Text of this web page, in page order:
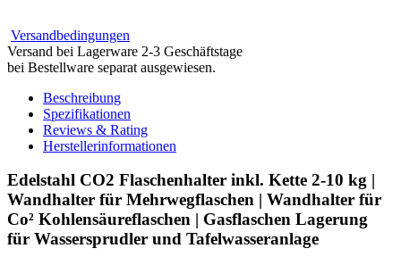
Versandbedingungen
Versand bei Lagerware 2-3 Geschäftstage
bei Bestellware separat ausgewiesen.
Beschreibung
Spezifikationen
Reviews & Rating
Herstellerinformationen
Edelstahl CO2 Flaschenhalter inkl. Kette 2-10 kg |
Wandhalter für Mehrwegflaschen | Wandhalter für
Co² Kohlensäureflaschen | Gasflaschen Lagerung
für Wassersprudler und Tafelwasseranlage